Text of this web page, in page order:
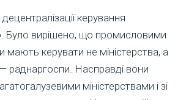
керування
Було вирішено, що промисловими
мають керувати не міністерства, а
раднаргоспи. Насправді вони
міністерствами і зі